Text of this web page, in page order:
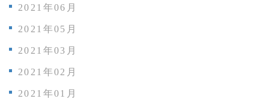
2021年06月
2021年05月
2021年03月
2021年02月
2021年01月